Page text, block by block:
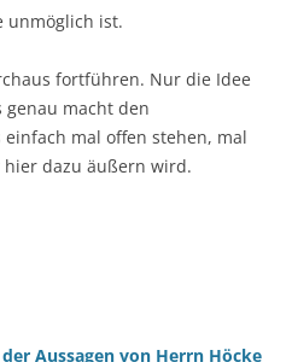
unmöglich ist.
fortführen. Nur die Idee
macht den
mal offen stehen, mal
dazu äußern wird.
Aussagen von Herrn Höcke